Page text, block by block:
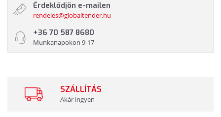
Érdeklődjön e-mailen
rendeles@globaltender.hu
+36 70 587 8680
Munkanapokon 9-17
SZÁLLÍTÁS
Akár ingyen